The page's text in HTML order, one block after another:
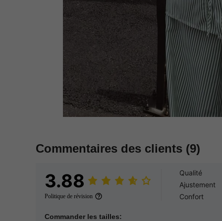
Commentaires des clients (9)
3.88
Politique de révision
Qualité
Ajustement
Confort
Commander les tailles: